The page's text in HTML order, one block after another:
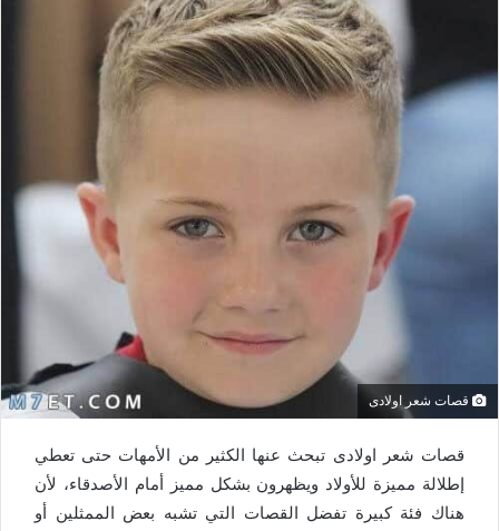
قصات شعر اولادى
قصات شعر اولادى تبحث عنها الكثير من الأمهات حتى تعطي
إطلالة مميزة للأولاد ويظهرون بشكل مميز أمام الأصدقاء، لأن
هناك فئة كبيرة تفضل القصات التي تشبه بعض الممثلين أو